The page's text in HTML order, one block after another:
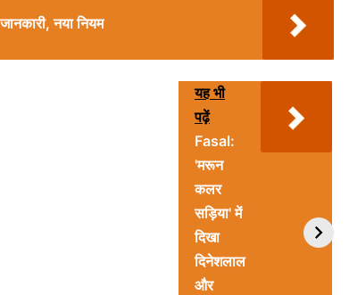
नया नियम
यह भी
पढ़ें
Fasal:
'मरून
कलर
सड़िया' में
दिखा
दिनेशलाल
और